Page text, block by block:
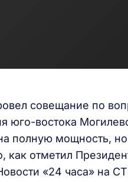
совещание по
юго-востока
полную мощность,
отметил
«24 часа» на